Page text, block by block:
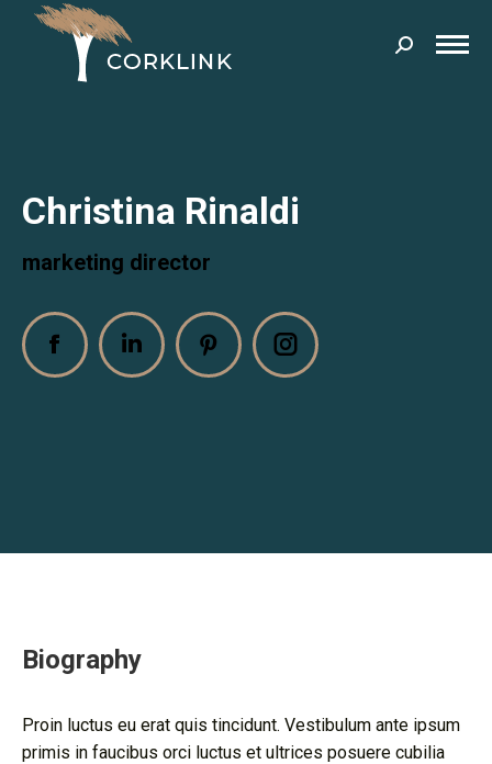
Search:
Christina Rinaldi
marketing director
FacebookLinkedinPinterestInstagram
Biography
Proin luctus eu erat quis tincidunt. Vestibulum ante ipsum
primis in faucibus orci luctus et ultrices posuere cubilia